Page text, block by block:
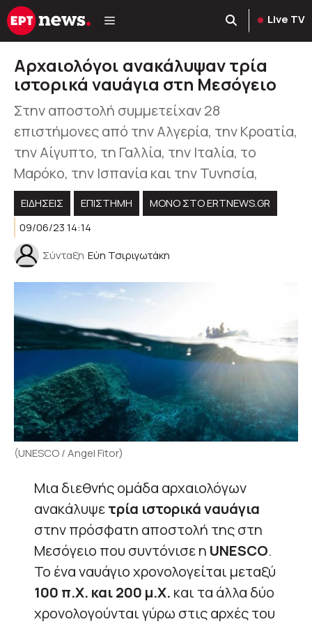
Μετάβαση
σε
Live TV
Αρχαιολόγοι ανακάλυψαν τρία
ιστορικά ναυάγια στη Μεσόγειο
Στην αποστολή συμμετείχαν 28
επιστήμονες από την Αλγερία, την Κροατία,
την Αίγυπτο, τη Γαλλία, την Ιταλία, το
Μαρόκο, την Ισπανία και την Τυνησία,
ΕΙΔΗΣΕΙΣ ΕΠΙΣΤΗΜΗ
ΜΟΝΟ ΣΤΟ ERTNEWS.GR
09/06/23 14:14
Σύνταξη Εύη Τσιριγωτάκη
(UNESCO / Angel Fitor)
Μια διεθνής ομάδα αρχαιολόγων
ανακάλυψετρία ιστορικά ναυάγια
στην πρόσφατη αποστολή της στη
Μεσόγειο που συντόνισε η UNESCO.
Το ένα ναυάγιο χρονολογείται μεταξύ
100 π.Χ. και 200 μ.Χ. και τα άλλα δύο
χρονολογούνται γύρω στις αρχές του